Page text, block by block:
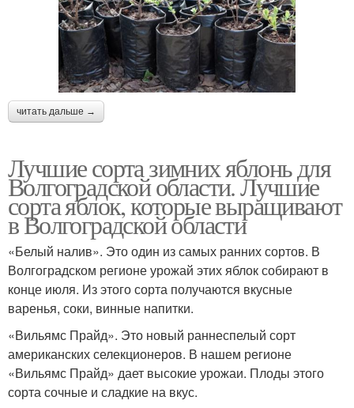
читать дальше →
Лучшие сорта зимних яблонь для
Волгоградской области. Лучшие
сорта яблок, которые выращивают
в Волгоградской области
«Белый налив». Это один из самых ранних сортов. В
Волгоградском регионе урожай этих яблок собирают в
конце июля. Из этого сорта получаются вкусные
варенья, соки, винные напитки.
«Вильямс Прайд». Это новый раннеспелый сорт
американских селекционеров. В нашем регионе
«Вильямс Прайд» дает высокие урожаи. Плоды этого
сорта сочные и сладкие на вкус.